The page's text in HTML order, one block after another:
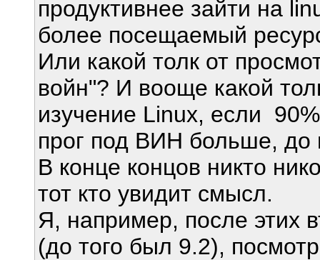
продуктивнее зайти на
более посещаемый
Или какой толк от
войн"? И вооще какой
изучение Linux, если
прог под ВИН больше, до
В конце концов никто
тот кто увидит смысл.
Я, например, после этих
(до того был 9.2),